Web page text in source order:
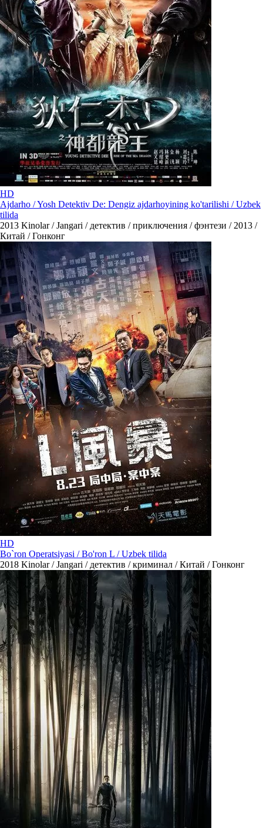
HD
Ajdarho / Yosh Detektiv De: Dengiz ajdarhoyining ko'tarilishi / Uzbek
tilida
2013 Kinolar / Jangari / детектив / приключения / фэнтези / 2013 /
Китай / Гонконг
HD
Bo`ron Operatsiyasi / Bo'ron L / Uzbek tilida
2018 Kinolar / Jangari / детектив / криминал / Китай / Гонконг